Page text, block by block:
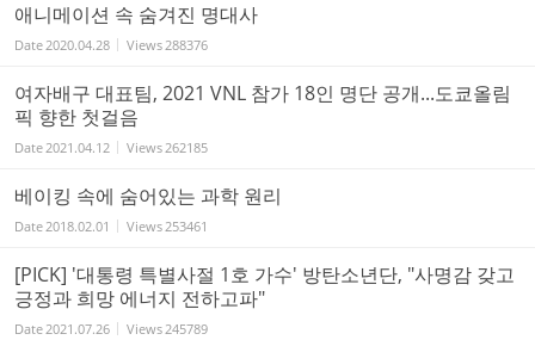
애니메이션 속 숨겨진 명대사
Date2020.04.28 Views288376
여자배구 대표팀, 2021 VNL 참가 18인 명단 공개...도쿄올림
픽 향한 첫걸음
Date2021.04.12 Views262185
베이킹 속에 숨어있는 과학 원리
Date2018.02.01 Views253461
[PICK] '대통령 특별사절 1호 가수' 방탄소년단, "사명감 갖고
긍정과 희망 에너지 전하고파"
Date2021.07.26 Views245789